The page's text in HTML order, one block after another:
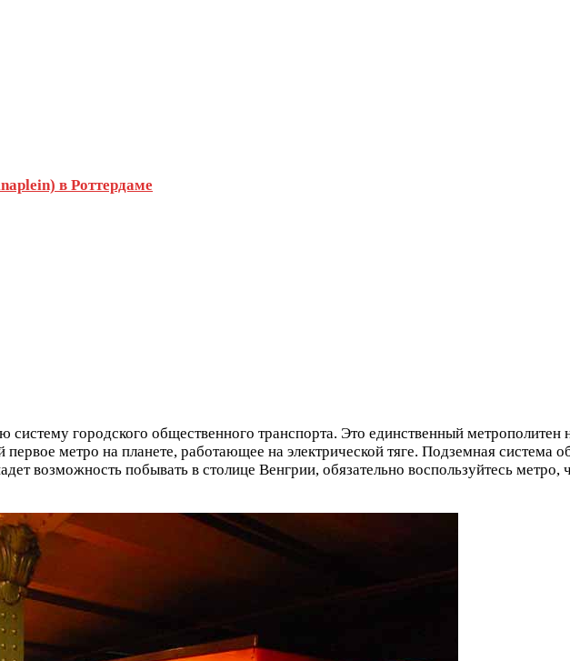
в Роттердаме
систему городского общественного транспорта. Это единственный метрополитен
первое метро на планете, работающее на электрической тяге. Подземная система
возможность побывать в столице Венгрии, обязательно воспользуйтесь метро,